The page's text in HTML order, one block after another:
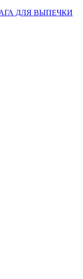
ДЛЯ ВЫПЕЧКИ